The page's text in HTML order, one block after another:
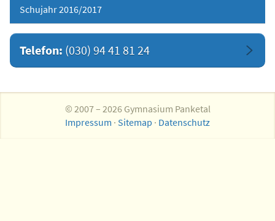
Schujahr 2016/2017
Telefon: (030) 94 41 81 24
© 2007 – 2026 Gymnasium Panketal
Impressum · Sitemap · Datenschutz